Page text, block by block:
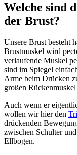
Welche sind
der Brust?
Unsere Brust besteht
Brustmuskel wird
verlaufende Muskel
sind im Spiegel
Arme beim Drücken
großen
Auch wenn er
wollen wir hier den
drückenden
zwischen Schulter
Ellbogen.